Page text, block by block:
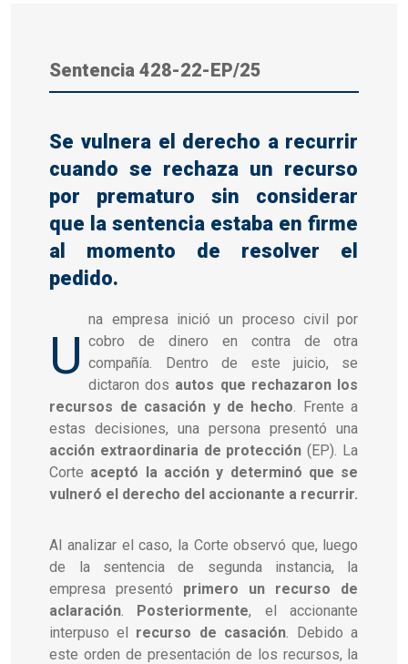
Sentencia 428-22-EP/25
Se vulnera el derecho a recurrir
cuando se rechaza un recurso
por prematuro sin considerar
que la sentencia estaba en firme
al momento de resolver el
pedido.
U
na empresa inició un proceso civil por
cobro de dinero en contra de otra
compañía. Dentro de este juicio, se
dictaron dos autos que rechazaron los
recursos de casación y de hecho. Frente a
estas decisiones, una persona presentó una
acción extraordinaria de protección (EP). La
Corte aceptó la acción y determinó que se
vulneró el derecho del accionante a recurrir.
Al analizar el caso, la Corte observó que, luego
de la sentencia de segunda instancia, la
empresa presentó primero un recurso de
aclaración. Posteriormente, el accionante
interpuso el recurso de casación. Debido a
este orden de presentación de los recursos, la